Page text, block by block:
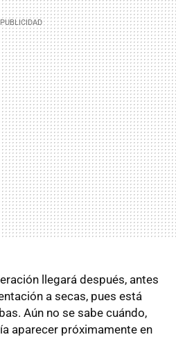
llegará después, antes
a secas, pues está
Aún no se sabe cuándo,
aparecer próximamente en